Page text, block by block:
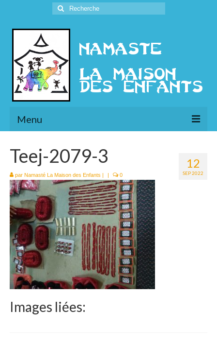
Rechercher
:
Menu
Présentation
l’Ethique
Historique
Le Népal
Documents
Parrainages
Missions 2023
Actualités
12
SEP 2022
Teej-2079-3
par Namasté La Maison des Enfants | | 0
Images liées: